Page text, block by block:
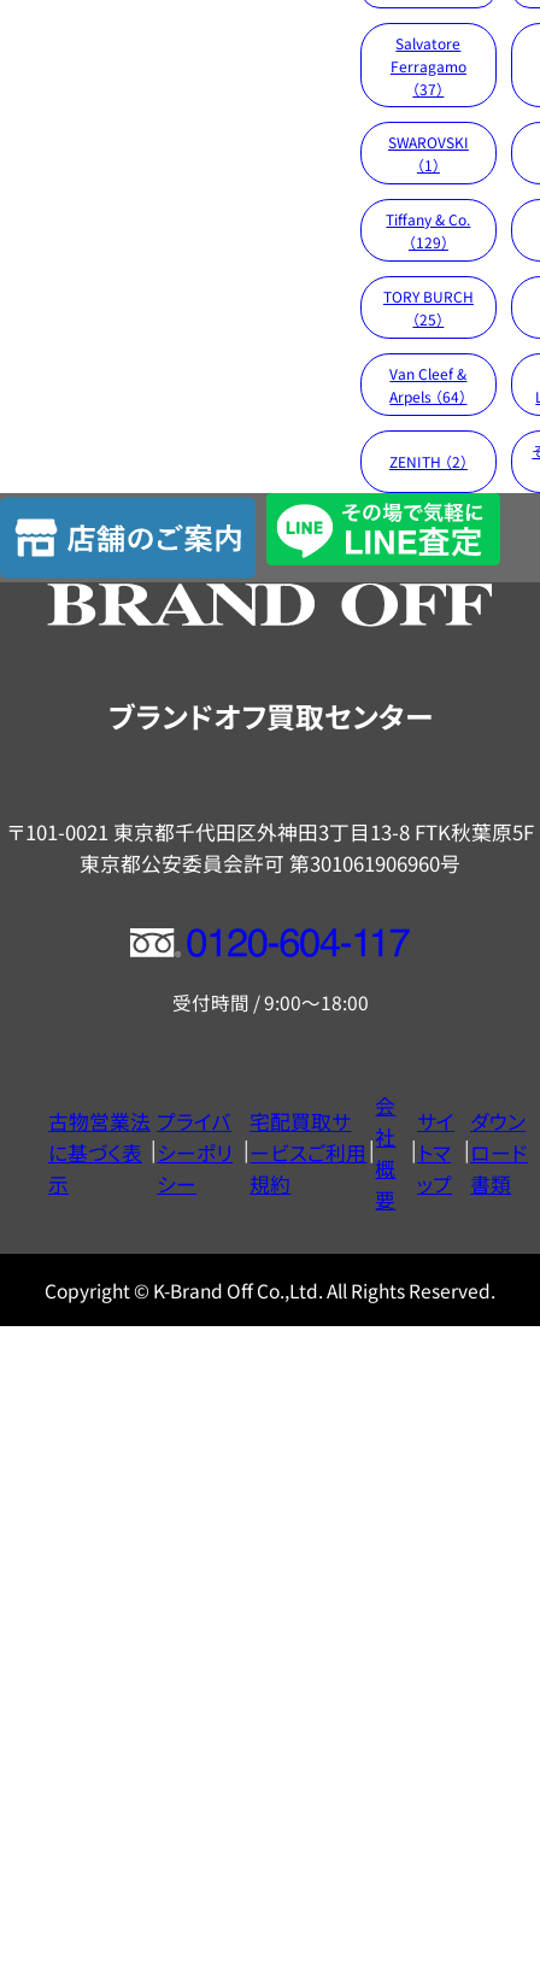
Salvatore
Ferragamo
（37）
SWAROVSKI
（1）
Tiffany & Co.
（129）
TORY BURCH
（25）
Van Cleef &
Arpels （64）
ZENITH （2）
店
舗
の
ブランドオフ買取センター
〒101-0021 東京都千代田区外神田3丁目13-8 FTK秋葉原5F
東京都公安委員会許可 第301061906960号
フ
ー
ヤ
ル
0120604117
受付時間 / 9:00～18:00
古物営業法
に基づく表
示
プライバ
シーポリ
シー
宅配買取サ
ービスご利用
規約
会
社
概
要
サイ
トマ
ップ
ダウン
ロード
書類
Copyright © K-Brand Off Co.,Ltd. All Rights Reserved.